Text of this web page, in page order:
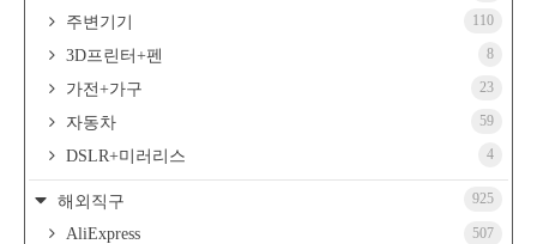
주변기기 110
3D프린터+펜 8
가전+가구 23
자동차 59
DSLR+미러리스 4
해외직구 925
AliExpress 507